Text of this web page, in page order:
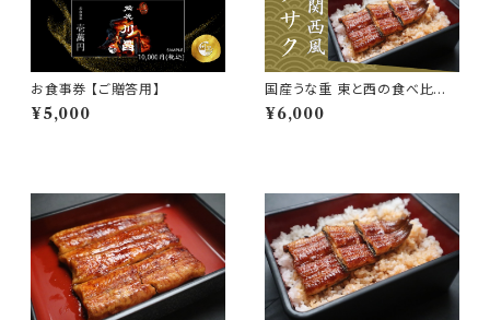
お食事券 【ご贈答用】
¥5,000
国産うな重 東と西の食べ比べ
セット【ご贈答用】
¥6,000